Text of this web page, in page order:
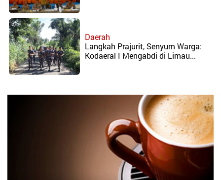
Daerah
Langkah Prajurit, Senyum Warga:
‎Kodaeral I Mengabdi di Limau...